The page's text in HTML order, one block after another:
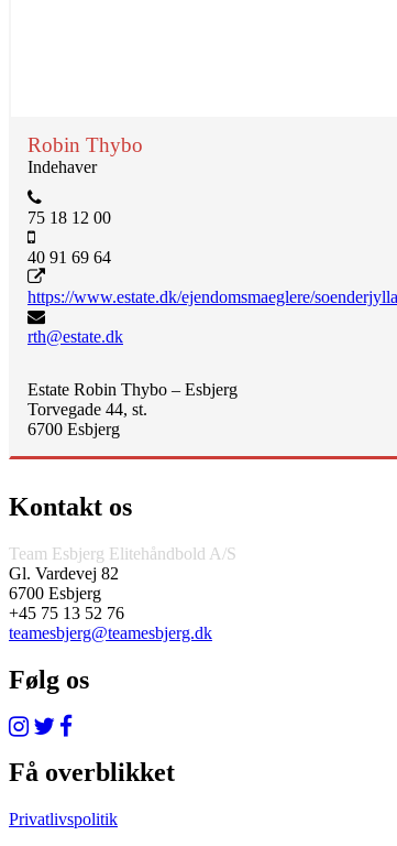
Robin Thybo
Indehaver
75 18 12 00
40 91 69 64
https://www.estate.dk/ejendomsmaeglere/
rth@estate.dk
Estate Robin Thybo – Esbjerg
Torvegade 44, st.
6700 Esbjerg
Kontakt os
Team Esbjerg Elitehåndbold A/S
Gl. Vardevej 82
6700 Esbjerg
+45 75 13 52 76
teamesbjerg@teamesbjerg.dk
Følg os
Få overblikket
Privatlivspolitik